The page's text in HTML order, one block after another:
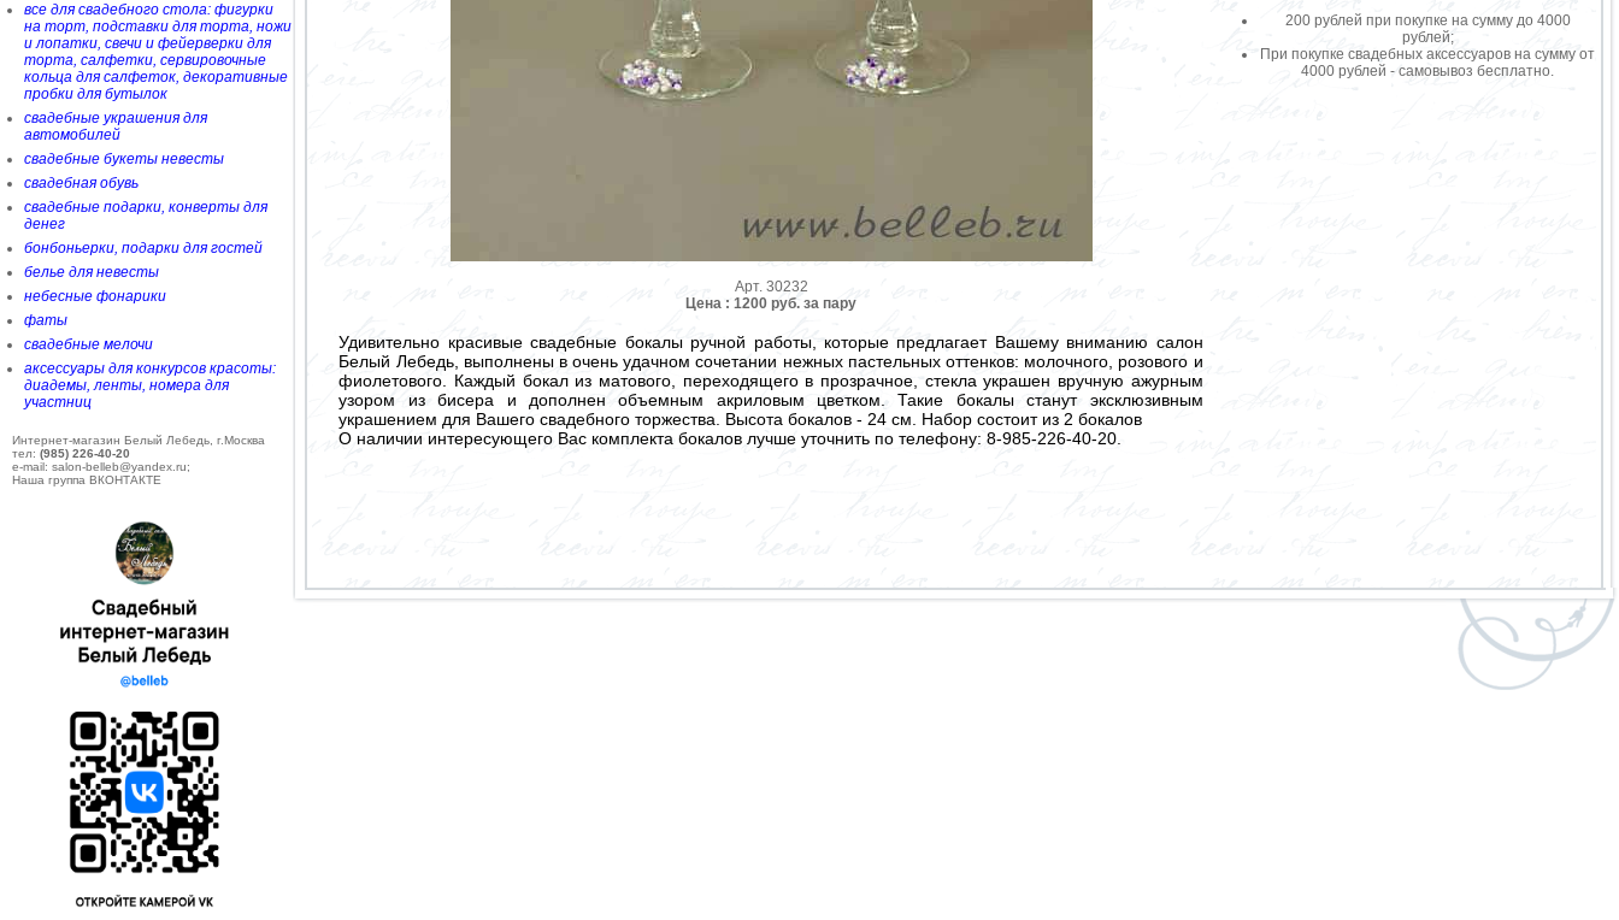
все для свадебного стола: фигурки
на торт, подставки для торта, ножи
и лопатки, свечи и фейерверки для
торта, салфетки, сервировочные
кольца для салфеток, декоративные
пробки для бутылок
свадебные украшения для
автомобилей
свадебные букеты невесты
свадебная обувь
свадебные подарки, конверты для
денег
бонбоньерки, подарки для гостей
белье для невесты
небесные фонарики
фаты
свадебные мелочи
аксессуары для конкурсов красоты:
диадемы, ленты, номера для
участниц
Интернет-магазин Белый Лебедь, г.Москва
тел: (985) 226-40-20
e-mail: salon-belleb@yandex.ru;
Наша группа ВКОНТАКТЕ
200 рублей при покупке на сумму до 4000
рублей;
При покупке свадебных аксессуаров на сумму от
4000 рублей - самовывоз бесплатно.
Арт. 30232
Цена : 1200 руб. за пару
Удивительно красивые свадебные бокалы ручной работы, которые предлагает Вашему вниманию салон
Белый Лебедь, выполнены в очень удачном сочетании нежных пастельных оттенков: молочного, розового и
фиолетового. Каждый бокал из матового, переходящего в прозрачное, стекла украшен вручную ажурным
узором из бисера и дополнен объемным акриловым цветком. Такие бокалы станут эксклюзивным
украшением для Вашего свадебного торжества. Высота бокалов - 24 см. Набор состоит из 2 бокалов
О наличии интересующего Вас комплекта бокалов лучше уточнить по телефону: 8-985-226-40-20.